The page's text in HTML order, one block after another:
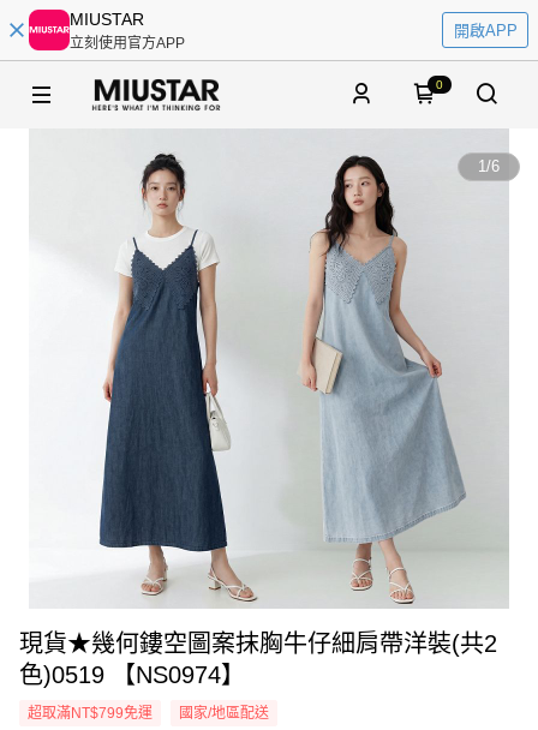
MIUSTAR
立刻使用官方APP
開啟APP
0
1/6
現貨★幾何鏤空圖案抹胸牛仔細肩帶洋裝(共2
色)0519 【NS0974】
超取滿NT$799免運 國家/地區配送